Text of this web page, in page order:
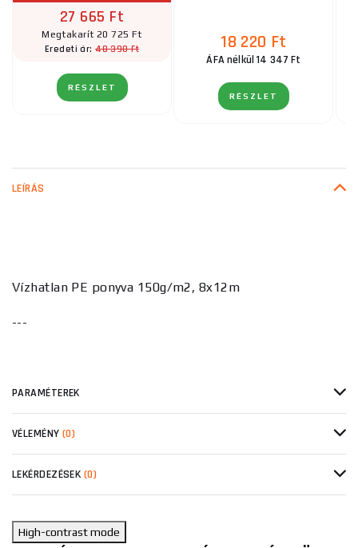
27 665 Ft
Megtakarít 20 725 Ft
Eredeti ár:48 390 Ft
RÉSZLET
18 220 Ft
ÁFA nélkül 14 347 Ft
RÉSZLET
LEÍRÁS
Vízhatlan PE ponyva 150g/m2, 8x12m
---
PARAMÉTEREK
VÉLEMÉNY (0)
LEKÉRDEZÉSEK (0)
High-contrast mode